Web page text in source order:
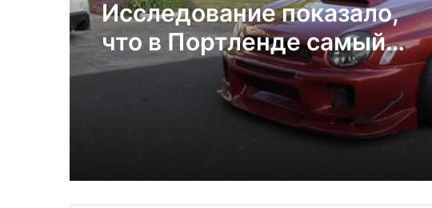
Исследование показало,
что в Портленде самый
высокий уровень угона
автомобилей на душу
29.06.2025
Многофункциональное
устройство: всё, что нужно